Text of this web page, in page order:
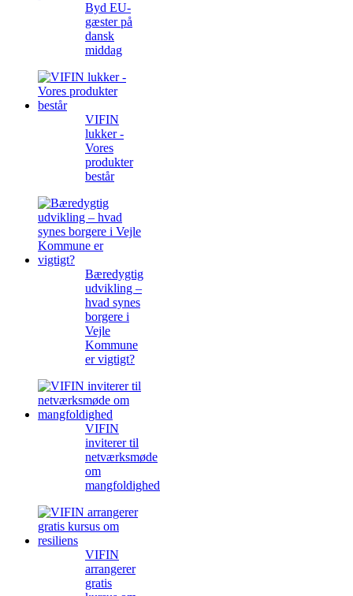
Byd EU-
gæster på
dansk
middag
VIFIN
lukker -
Vores
produkter
består
Bæredygtig
udvikling –
hvad synes
borgere i
Vejle
Kommune
er vigtigt?
VIFIN
inviterer til
netværksmøde
om
mangfoldighed
VIFIN
arrangerer
gratis